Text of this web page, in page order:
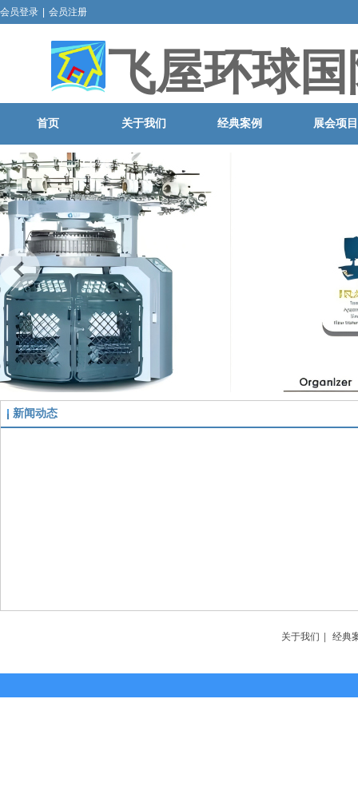
飞屋环球
会员登录 会员注册
首页 关于我们 经典案例 展会项目
新闻动态
关于我们 经典